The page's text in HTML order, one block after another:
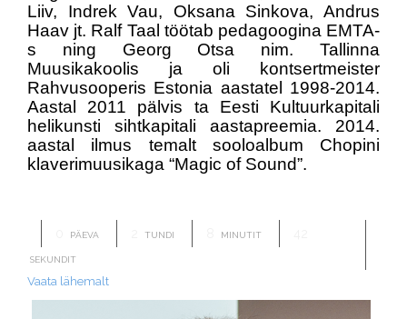
Liiv, Indrek Vau, Oksana Sinkova, Andrus
Haav jt. Ralf Taal töötab pedagoogina EMTA-
s ning Georg Otsa nim. Tallinna
Muusikakoolis ja oli kontsertmeister
Rahvusooperis Estonia aastatel 1998-2014.
Aastal 2011 pälvis ta Eesti Kultuurkapitali
helikunsti sihtkapitali aastapreemia. 2014.
aastal ilmus temalt sooloalbum Chopini
klaverimuusikaga “Magic of Sound”.
PÄEVA TUNDI MINUTIT
SEKUNDIT
Vaata lähemalt